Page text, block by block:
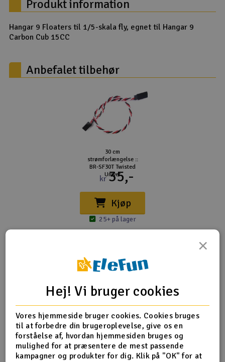
Slot racing
Smarthjem, leg og hobby
Værktøj, udstyr og tilbehør
Produkt information
Hangar 9 Floaters til 1/5-skala fly, egnet til Hangar 9
Carbon Cub 15CC
Anbefalet tilbehør
30 cm
strømforlængelse ::
BR-SF30T Twisted
Univer
kr35,-
Kjøp
25+ på lager
×
Hej! Vi bruger cookies
Vores hjemmeside bruger cookies. Cookies bruges
til at forbedre din brugeroplevelse, give os en
forståelse af, hvordan hjemmesiden bruges og
mulighed for at præsentere de mest passende
kampagner og produkter for dig. Klik på "OK" for at